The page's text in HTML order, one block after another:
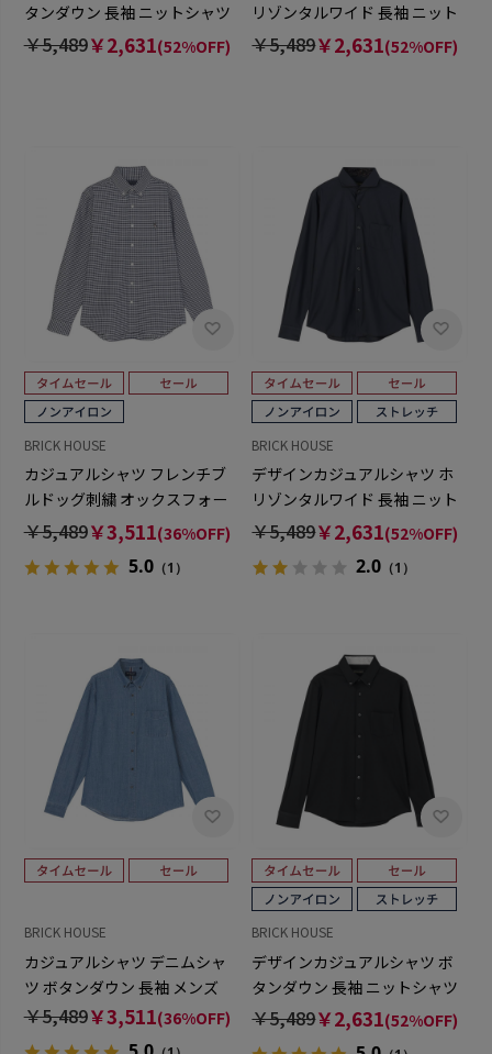
タンダウン 長袖 ニットシャツ
ストレッチ メンズ
￥5,489￥2,631(52%OFF)
リゾンタルワイド 長袖 ニット
シャツ ストレッチ メンズ
￥5,489￥2,631(52%OFF)
BRICK HOUSE
カジュアルシャツ フレンチブ
ルドッグ刺繍 オックスフォー
ドシャツ ボタンダウン 長袖 メ
￥5,489￥3,511(36%OFF)
5.0（1）
BRICK HOUSE
デザインカジュアルシャツ ホ
リゾンタルワイド 長袖 ニット
シャツ ストレッチ メンズ
￥5,489￥2,631(52%OFF)
2.0 （1）
BRICK HOUSE
カジュアルシャツ デニムシャ
ツ ボタンダウン 長袖 メンズ
￥5,489￥3,511(36%OFF)
BRICK HOUSE
デザインカジュアルシャツ ボ
タンダウン 長袖 ニットシャツ
ストレッチ メンズ
￥5,489￥2,631(52%OFF)